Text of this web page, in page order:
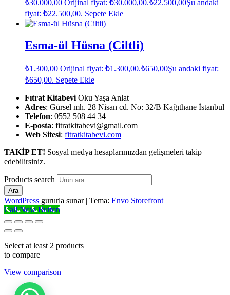
₺30.000,00 Orijinal fiyat: ₺30.000,00.₺22.500,00Şu andaki
fiyat: ₺22.500,00. Sepete Ekle
Esma-ül Hüsna (Ciltli)
₺1.300,00 Orijinal fiyat: ₺1.300,00.₺650,00Şu andaki fiyat:
₺650,00. Sepete Ekle
Fıtrat Kitabevi Oku Yaşa Anlat
Adres: Gürsel mh. 28 Nisan cd. No: 32/B Kağıthane İstanbul
Telefon: 0552 508 44 34
E-posta: fitratkitabevi@gmail.com
Web Sitesi: fitratkitabevi.com
TAKİP ET! Sosyal medya hesaplarımızdan gelişmeleri takip
edebilirsiniz.
Products search
Ara
WordPress gururla sunar | Tema: Envo Storefront
Call Now Button
Select at least 2 products
to compare
View comparison